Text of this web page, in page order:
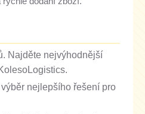
Najděte nejvýhodnější
nejlepšího řešení pro